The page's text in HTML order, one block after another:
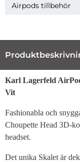
Airpods tillbehör
Karl Lagerfeld
Vit
Fashionabla och
Choupette Head 3D-
headset.
Det unika Skalet är